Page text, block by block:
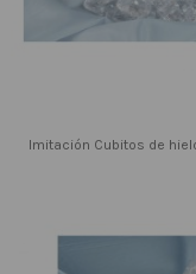
Imitación Cubitos de